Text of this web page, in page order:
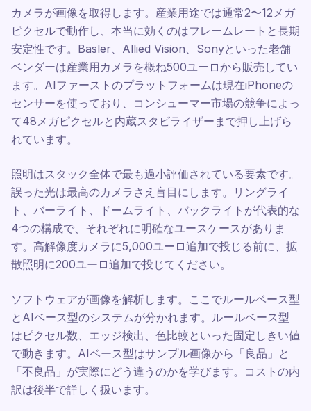
カメラが画像を取得します。産業用途では通常2〜12メガ
ピクセルで動作し、本当に効くのはフレームレートと長期
安定性です。Basler、Allied Vision、Sonyといった老舗
ベンダーは産業用カメラを概ね500ユーロから販売してい
ます。AIファーストのプラットフォームは現在iPhoneの
センサーを使っており、コンシューマー市場の競争によっ
て48メガピクセルと内蔵スタビライザーまで押し上げら
れています。
照明はスタック全体で最も過小評価されている要素です。
誤った光は最高のカメラさえ盲目にします。リングライ
ト、バーライト、ドームライト、バックライトが代表的な
4つの構成で、それぞれに明確なユースケースがありま
す。高解像度カメラに5,000ユーロ追加で投じる前に、拡
散照明に200ユーロ追加で投じてください。
ソフトウェアが画像を解析します。ここでルールベース型
とAIベース型のシステムが分かれます。ルールベース型
はピクセル数、エッジ検出、色比較といった固定しきい値
で動きます。AIベース型はサンプル画像から「良品」と
「不良品」が実際にどう違うのかを学びます。コストの内
訳は後半で詳しく扱います。